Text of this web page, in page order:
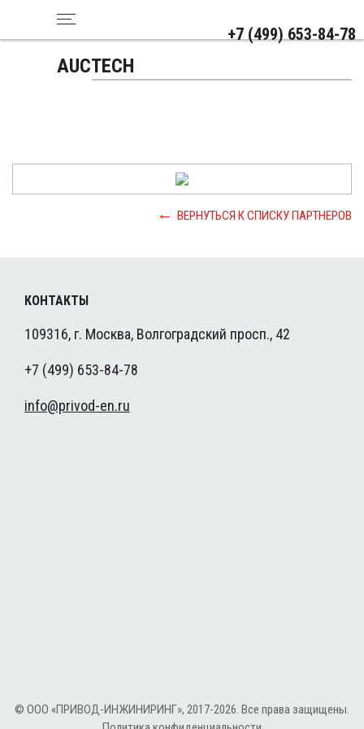
+7 (499) 653-84-78
AUCTECH
ВЕРНУТЬСЯ К СПИСКУ ПАРТНЕРОВ
КОНТАКТЫ
109316, г. Москва, Волгоградский просп., 42
+7 (499) 653-84-78
info@privod-en.ru
© ООО «ПРИВОД-ИНЖИНИРИНГ», 2017-2026. Все права защищены.